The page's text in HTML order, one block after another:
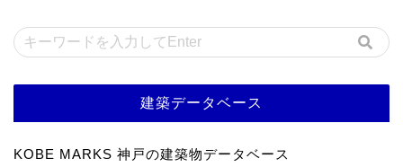
建築データベース
KOBE MARKS 神戸の建築物データベース